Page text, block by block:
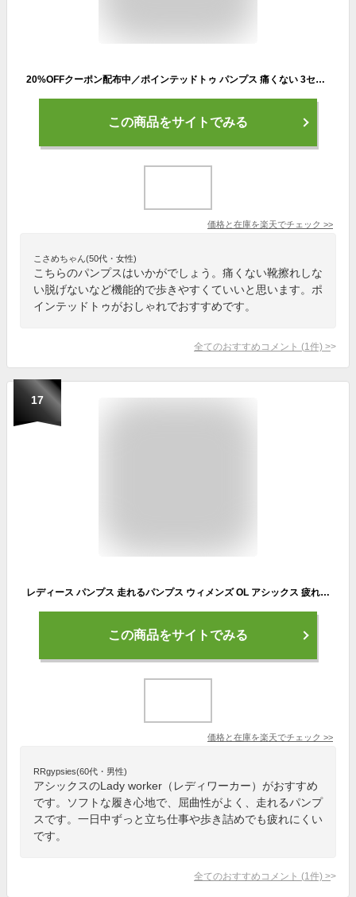
20%OFFクーポン配布中／ポインテッドトゥ パンプス 痛くない 3センチ 5センチ 7センチ 9センチヒール ピンヒール ハイヒール 走れる コーデ 歩きやすい 痛くない 靴擦れしない 脱げない 就活 通勤 オフィス フォーマル オフ 二次会 レディース 黒 クロ 送料無料
この商品をサイトでみる
価格と在庫を楽天でチェック >>
こさめちゃん(50代・女性)
こちらのパンプスはいかがでしょう。痛くない靴擦れしな
い脱げないなど機能的で歩きやすくていいと思います。ポ
インテッドトゥがおしゃれでおすすめです。
全てのおすすめコメント (1 件) >
17
レディース パンプス 走れるパンプス ウィメンズ OL アシックス 疲れない レディワーカー 女性 レディース アシックス レディーワーカー Lady worker 立ち仕事 通勤靴 通気性 消臭 幅広 7cm ヒール OL オフィス 痛くない 送料無料
この商品をサイトでみる
価格と在庫を楽天でチェック >>
RRgypsies(60代・男性)
アシックスのLady worker（レディワーカー）がおすすめ
です。ソフトな履き心地で、屈曲性がよく、走れるパンプ
スです。一日中ずっと立ち仕事や歩き詰めでも疲れにくい
です。
全てのおすすめコメント (1 件) >